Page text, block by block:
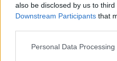
also be disclosed by us to
Downstream Participants that
Please note that this website/
Personal Data
Notizie in